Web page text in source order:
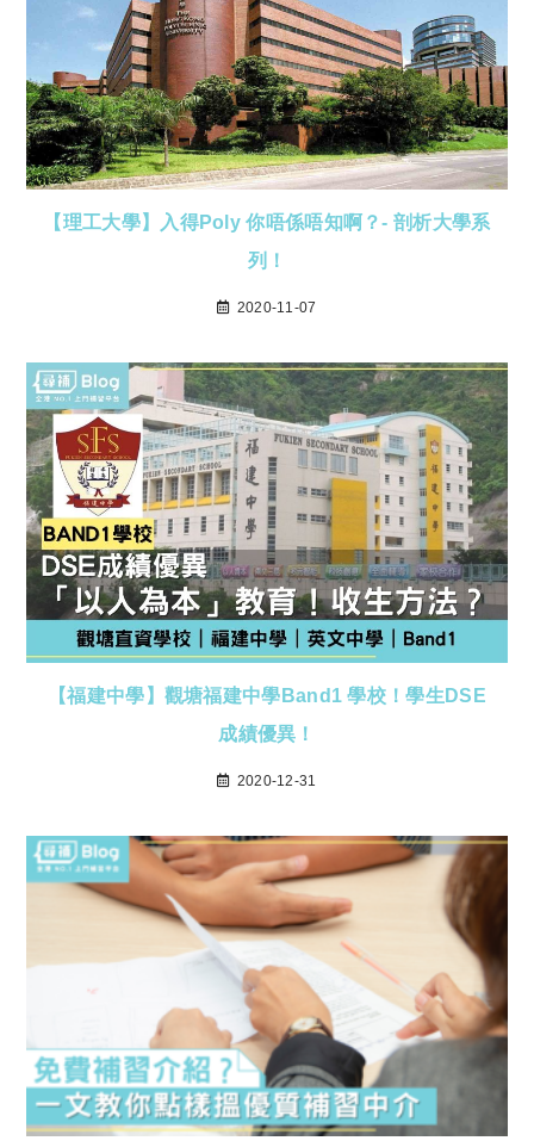
【理工大學】入得Poly 你唔係唔知啊？- 剖析大學系
列！
2020-11-07
【福建中學】觀塘福建中學Band1 學校！學生DSE
成績優異！
2020-12-31